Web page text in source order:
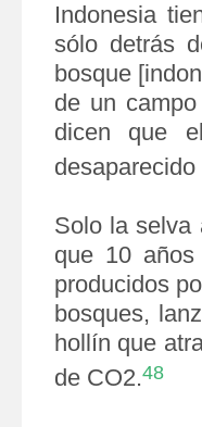
Indonesia
sólo detrás
bosque
de un
dicen que
Solo la selva
que 10
producidos
bosques,
hollín que
de CO2.48